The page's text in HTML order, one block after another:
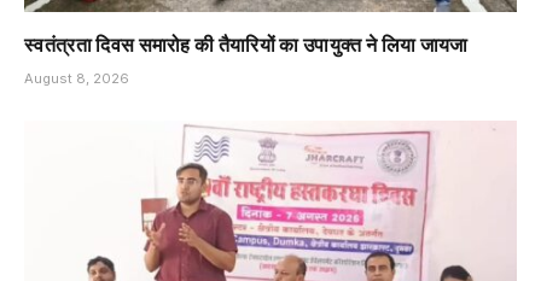
स्वतंत्रता दिवस समारोह की तैयारियों का उपायुक्त ने लिया जायजा
August 8, 2026